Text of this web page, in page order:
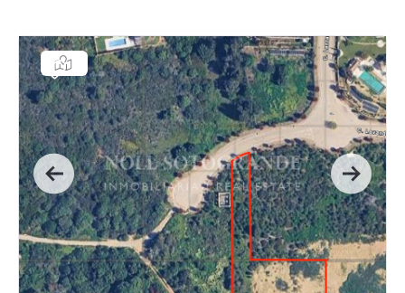
Previous Next